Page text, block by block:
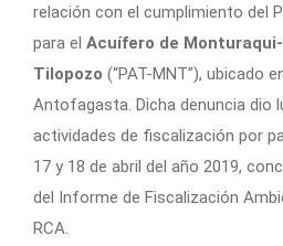
relación con el cumplimiento del
para el Acuífero de
Tilopozo (“PAT-MNT”), ubicado
Antofagasta. Dicha denuncia dio
actividades de fiscalización por
17 y 18 de abril del año 2019,
del Informe de Fiscalización
RCA.